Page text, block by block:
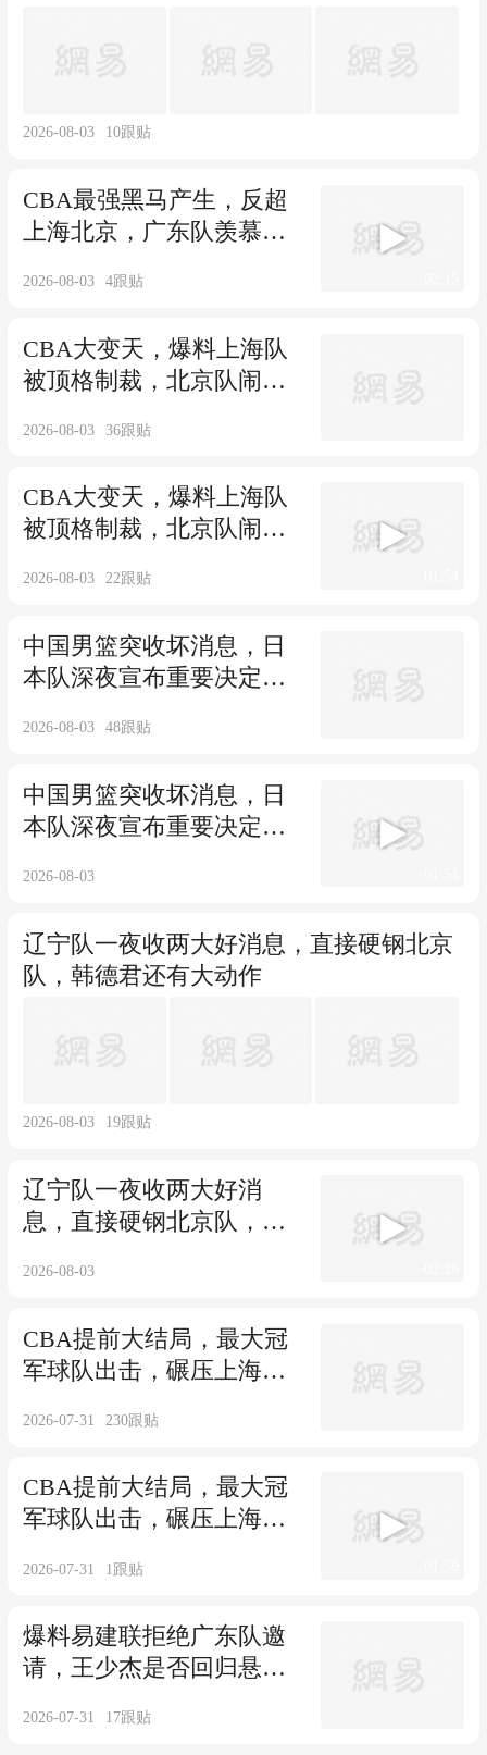
2026-08-03 10跟贴
CBA最强黑马产生，反超
上海北京，广东队羡慕，
2026-08-03 4跟贴
CBA大变天，爆料上海队
被顶格制裁，北京队闹笑
2026-08-03 36跟贴
CBA大变天，爆料上海队
被顶格制裁，北京队闹笑
2026-08-03 22跟贴
中国男篮突收坏消息，日
本队深夜宣布重要决定，
2026-08-03 48跟贴
中国男篮突收坏消息，日
本队深夜宣布重要决定，
2026-08-03
辽宁队一夜收两大好消息，直接硬钢北京
队，韩德君还有大动作
2026-08-03 19跟贴
辽宁队一夜收两大好消
息，直接硬钢北京队，韩
2026-08-03
CBA提前大结局，最大冠
军球队出击，碾压上海广
2026-07-31 230跟贴
CBA提前大结局，最大冠
军球队出击，碾压上海广
2026-07-31 1跟贴
爆料易建联拒绝广东队邀
请，王少杰是否回归悬念
2026-07-31 17跟贴